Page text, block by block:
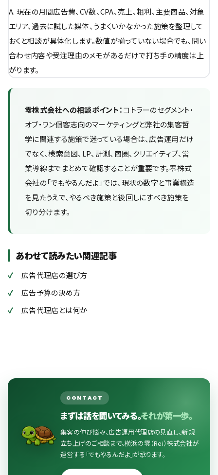
A. 現在の月間広告費、CV数、CPA、売上、粗利、主要商品、対象
エリア、過去に試した媒体、うまくいかなかった施策を整理して
おくと相談が具体化します。数値が揃っていない場合でも、問い
合わせ内容や受注理由のメモがあるだけで打ち手の精度は上
がります。
零株式会社への相談ポイント：コトラーのセグメント・
オブ・ワン個客志向のマーケティングと弊社の集客哲
学に関連する施策で迷っている場合は、広告運用だけ
でなく、検索意図、LP、計測、商圏、クリエイティブ、営
業導線までまとめて確認することが重要です。零株式
会社の「でもやるんだよ」では、現状の数字と事業構造
を見たうえで、やるべき施策と後回しにすべき施策を
切り分けます。
あわせて読みたい関連記事
広告代理店の選び方
広告予算の決め方
広告代理店とは何か
CONTACT
まずは話を聞いてみる。それが第一歩。
集客の伸び悩み、広告運用代理店の見直し、新規
立ち上げのご相談まで。横浜の零（Rei）株式会社が
運営する「でもやるんだよ」が承ります。